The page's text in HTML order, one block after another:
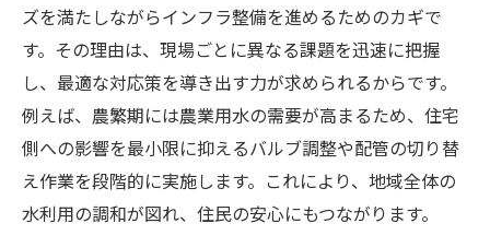
ズを満たしながらインフラ整備を進めるためのカギで
す。その理由は、現場ごとに異なる課題を迅速に把握
し、最適な対応策を導き出す力が求められるからです。
例えば、農繁期には農業用水の需要が高まるため、住宅
側への影響を最小限に抑えるバルブ調整や配管の切り替
え作業を段階的に実施します。これにより、地域全体の
水利用の調和が図れ、住民の安心にもつながります。